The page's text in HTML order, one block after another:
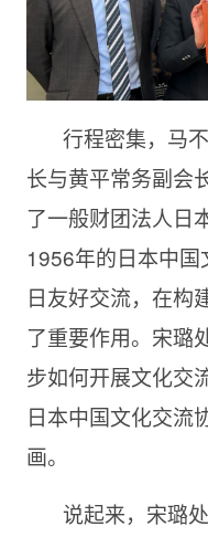
行程密集，马
长与黄平常务副会
了一般财团法人日
1956年的日本中
日友好交流，在构
了重要作用。宋璐
步如何开展文化交
日本中国文化交
画。
说起来，宋璐